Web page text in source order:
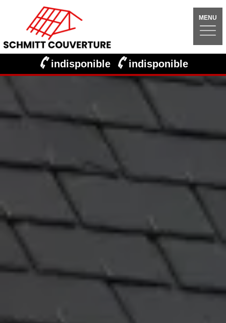
MENU
indisponible indisponible